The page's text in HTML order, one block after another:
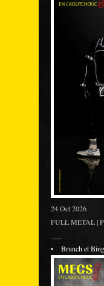
24 Oct 2026
FULL METAL |
Brunch et